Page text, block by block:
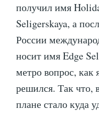
получил имя
Seligerskaya, а
России
носит имя Edge
метро вопрос,
решился. Так что,
плане стало куда